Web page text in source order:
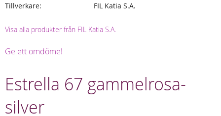
Tillverkare
FIL Katia S.A.
Visa alla produkter från FIL Katia S.A.
Ge ett omdöme!
Estrella 67 gammelrosa-
silver